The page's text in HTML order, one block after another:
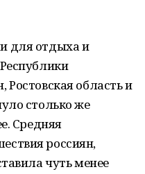
для отдыха и
область и
столько же
Средняя
россиян,
чуть менее